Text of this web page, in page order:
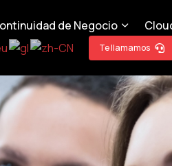
de Negocio
Te llamamos